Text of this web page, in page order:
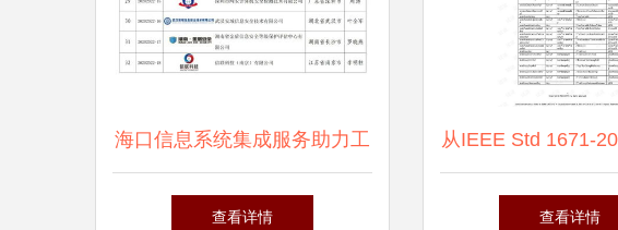
海口信息系统集成服务助力工
业信息安全应急队伍体系初步
查看详情
从IEEE Std 1671-
集成文档标准 兼谈
查看详情